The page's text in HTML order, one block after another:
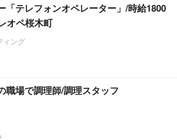
「テレフォンオペレーター」/時給1800
オペ桜木町
ィング
職場で調理師/調理スタッフ